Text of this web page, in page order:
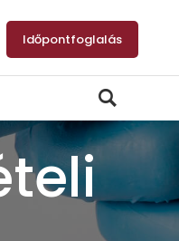
Időpontfoglalás